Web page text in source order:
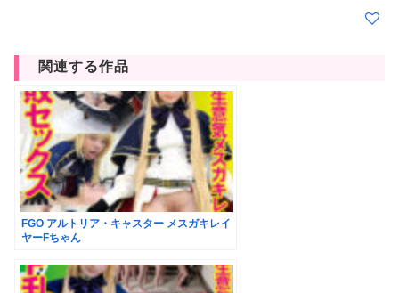
関連する作品
FGO アルトリア・キャスター メスガキレイ
ヤーFちゃん